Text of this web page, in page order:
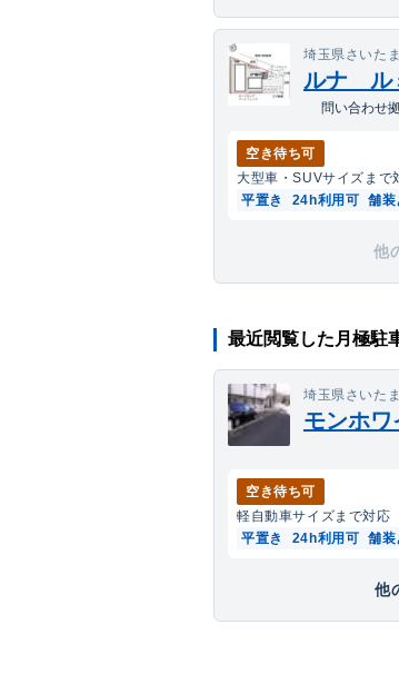
埼玉県さいた
ルナ ル
問い合わせ
空き待ち可
大型車・SUVサイズまで
平置き
24h利用可 舗装
他
最近閲覧した月極駐
埼玉県さいた
モンホ
空き待ち可
軽自動車サイズまで対応
平置き
24h利用可 舗装
他